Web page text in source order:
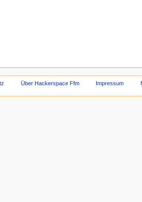
Über Hackerspace Ffm Impressum